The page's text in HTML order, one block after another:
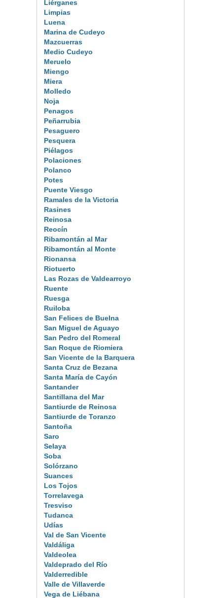
Liérganes
Limpias
Luena
Marina de Cudeyo
Mazcuerras
Medio Cudeyo
Meruelo
Miengo
Miera
Molledo
Noja
Penagos
Peñarrubia
Pesaguero
Pesquera
Piélagos
Polaciones
Polanco
Potes
Puente Viesgo
Ramales de la Victoria
Rasines
Reinosa
Reocín
Ribamontán al Mar
Ribamontán al Monte
Rionansa
Riotuerto
Las Rozas de Valdearroyo
Ruente
Ruesga
Ruiloba
San Felices de Buelna
San Miguel de Aguayo
San Pedro del Romeral
San Roque de Riomiera
San Vicente de la Barquera
Santa Cruz de Bezana
Santa María de Cayón
Santander
Santillana del Mar
Santiurde de Reinosa
Santiurde de Toranzo
Santoña
Saro
Selaya
Soba
Solórzano
Suances
Los Tojos
Torrelavega
Tresviso
Tudanca
Udías
Val de San Vicente
Valdáliga
Valdeolea
Valdeprado del Río
Valderredible
Valle de Villaverde
Vega de Liébana